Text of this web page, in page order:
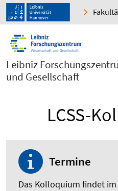
Leibniz
und Gesellschaft
LCSS-
Termine
Das Kolloquium findet